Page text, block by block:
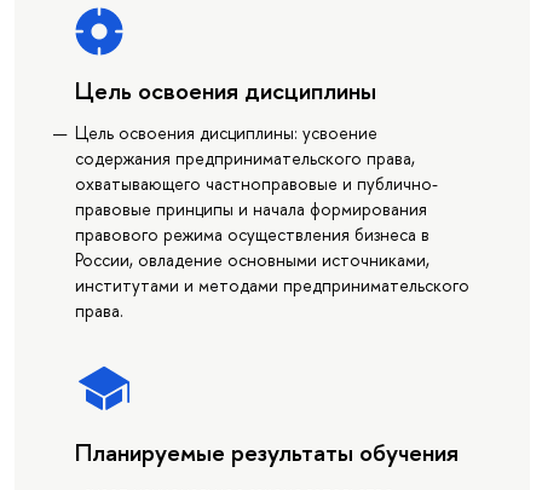
Цель освоения дисциплины
Цель освоения дисциплины: усвоение
содержания предпринимательского права,
охватывающего частноправовые и публично-
правовые принципы и начала формирования
правового режима осуществления бизнеса в
России, овладение основными источниками,
институтами и методами предпринимательского
права.
Планируемые результаты обучения